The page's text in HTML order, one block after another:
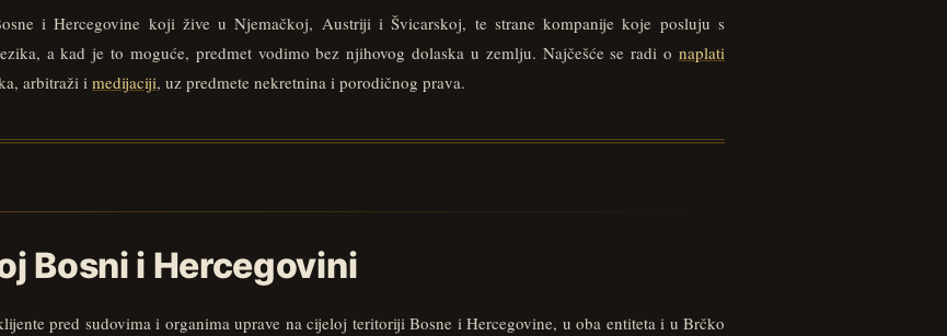
i Hercegovine koji žive u Njemačkoj, Austriji i Švicarskoj, te strane kompanije koje posluju s
a kad je to moguće, predmet vodimo bez njihovog dolaska u zemlju. Najčešće se radi o naplati
arbitraži i medijaciji, uz predmete nekretnina i porodičnog prava.
Bosni i Hercegovini
pred sudovima i organima uprave na cijeloj teritoriji Bosne i Hercegovine, u oba entiteta i u Brčko